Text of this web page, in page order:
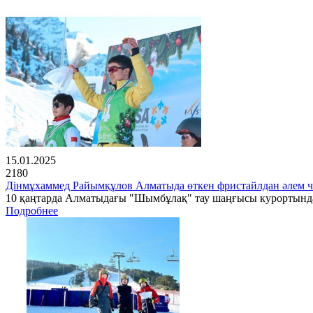
15.01.2025
2180
Дінмұхаммед Райымқұлов Алматыда өткен фристайлдан әлем
10 қаңтарда Алматыдағы "Шымбұлақ" тау шаңғысы
Подробнее